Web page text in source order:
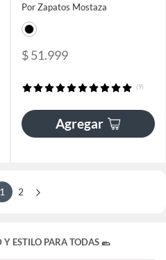
Por Zapatos Mostaza
$ 51.999
(9)
Agregar
1 2
ESTILO PARA TODAS 🥿